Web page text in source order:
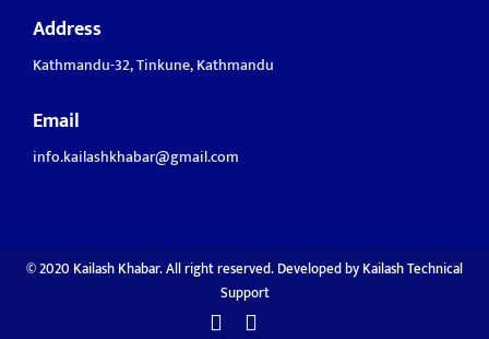
Address
Kathmandu-32, Tinkune, Kathmandu
Email
info.kailashkhabar@gmail.com
© 2020 Kailash Khabar. All right reserved. Developed byKailash Technical
Support